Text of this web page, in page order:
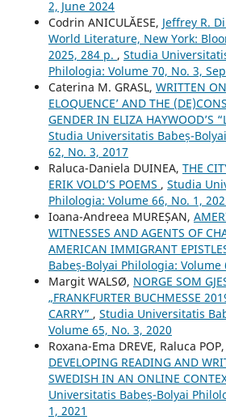
2, June 2024
Codrin ANICULĂESE, Jeffrey R.
World Literature, New York:
2025, 284 p. , Studia
Philologia: Volume 70, No. 3,
Caterina M. GRASL, WRITTEN
ELOQUENCE’ AND THE
GENDER IN ELIZA HAYWOOD’S
Studia Universitatis Babeș-
62, No. 3, 2017
Raluca-Daniela DUINEA, THE
ERIK VOLD’S POEMS , Studia
Philologia: Volume 66, No. 1,
Ioana-Andreea MUREȘAN,
WITNESSES AND AGENTS OF
AMERICAN IMMIGRANT
Babeș-Bolyai Philologia: Volume
Margit WALSØ, NORGE SOM
„FRANKFURTER BUCHMESSE
CARRY” , Studia Universitatis
Volume 65, No. 3, 2020
Roxana-Ema DREVE, Raluca POP,
DEVELOPING READING AND
SWEDISH IN AN ONLINE
Universitatis Babeș-Bolyai
1, 2021